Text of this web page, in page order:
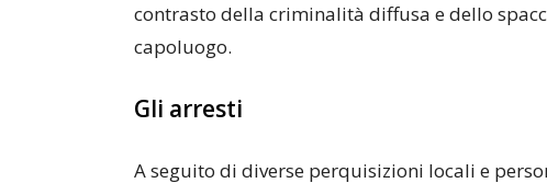
contrasto della criminalità diffusa e dello
capoluogo.
Gli arresti
A seguito di diverse perquisizioni locali e